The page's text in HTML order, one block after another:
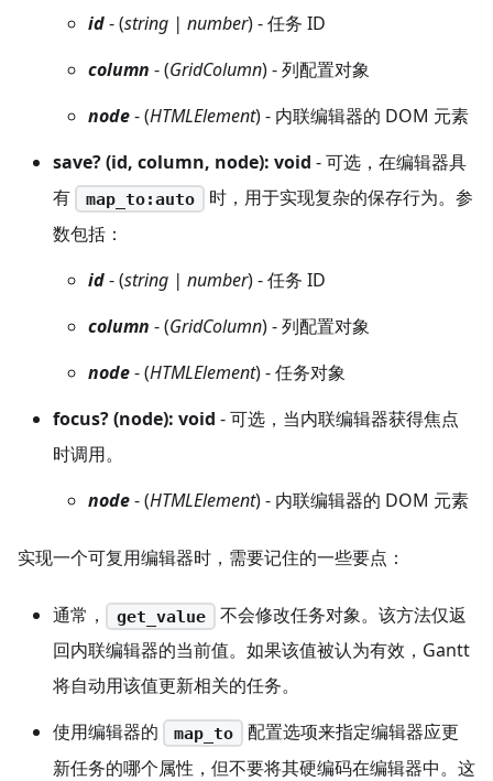
id- (string | number) - 任务 ID
column - (GridColumn) - 列配置对象
node- (HTMLElement) - 内联编辑器的 DOM 元素
save? (id, column, node): void - 可选，在编辑器具
有
map_to:auto
时，用于实现复杂的保存行为。参
数包括：
id- (string | number) - 任务 ID
column - (GridColumn) - 列配置对象
node- (HTMLElement) - 任务对象
focus? (node): void - 可选，当内联编辑器获得焦点
时调用。
node- (HTMLElement) - 内联编辑器的 DOM 元素
实现一个可复用编辑器时，需要记住的一些要点：
通常， get_value
不会修改任务对象。该方法仅返
回内联编辑器的当前值。如果该值被认为有效，Gantt
将自动用该值更新相关的任务。
使用编辑器的
map_to
配置选项来指定编辑器应更
新任务的哪个属性，但不要将其硬编码在编辑器中。这